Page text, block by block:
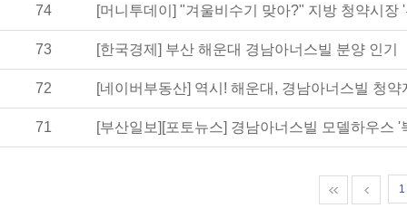
74 [머니투데이] "겨울비수기 맞아?" 지방 청약시장
73 [한국경제] 부산 해운대 경남아너스빌 분양 인기
72 [네이버부동산] 역시! 해운대, 경남아너스빌 청약
71 [부산일보][포토뉴스] 경남아너스빌 모델하우스 '
1